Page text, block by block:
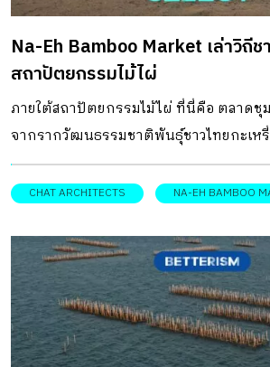
Na-Eh Bamboo Market เล่าวิถี
สถาปัตยกรรมไม้ไผ่
ภายใต้สถาปัตยกรรมไม้ไผ่ ที่นี่คือ ตลาดชุ
จากรากวัฒนธรรมชาติพันธุ์ชาวไทยกะเหรี่
บ้านคา จังหวัดราชบุรี สู่สถาปัตยกรรมจา
ได้ในพื้นที่อย่าง ไม้ไผ่ ด้วยการออกแบบให้
กับธรรมชาติอย่างกลมกลืน DESIGNER
DIRECTORYออกแบบ: Chat Architects
ว่า ตลาดชุมชนน่าเอ๊ ที่มีสถาปัตยกรรมโด
เสริมวัฒนธรรมท้องถิ่น และผสานเป็นส่ว
ได้ ซึ่งพวกเขาตั้งใจให้ที่นี่เป็นตลาดต้นแ
CHAT ARCHITECTS NA-EH BAMBOO